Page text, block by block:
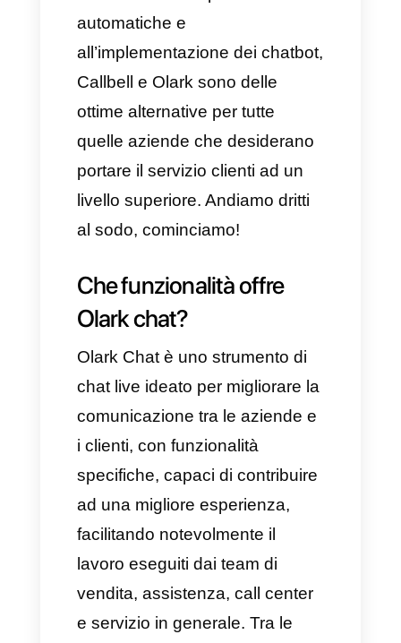
tra aziende e clienti. Sono
strumenti simili a Callbell,
capaci di integrarsi in modo
molto intelligente
nell’ecosistema digitale e
aziendale, offrendo dei servizi
specializzati per il servizio
statistiche alle risposte
automatiche e
all’implementazione dei chatbot,
Callbell e Olark sono delle
ottime alternative per tutte
quelle aziende che desiderano
portare il servizio clienti ad un
livello superiore. Andiamo dritti